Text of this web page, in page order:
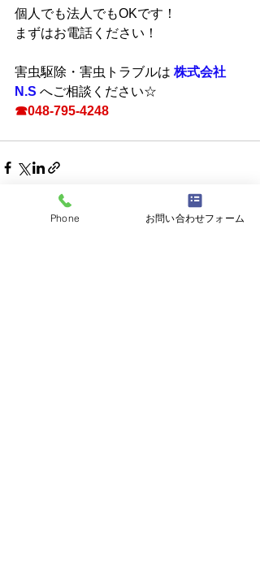
個人でも法人でもOKです！
まずはお電話ください！
害虫駆除・害虫トラブルは 株式会社
N.S へご相談ください☆
☎048-795-4248
Phone お問い合わせフォーム